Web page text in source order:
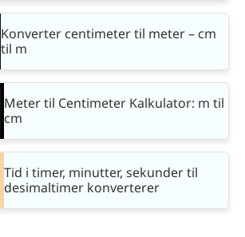
Konverter centimeter til meter – cm
til m
Meter til Centimeter Kalkulator: m til
cm
Tid i timer, minutter, sekunder til
desimaltimer konverterer